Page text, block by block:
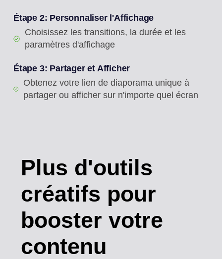
Étape 2: Personnaliser l'Affichage
Choisissez les transitions, la durée et les
paramètres d'affichage
Étape 3: Partager et Afficher
Obtenez votre lien de diaporama unique à
partager ou afficher sur n'importe quel écran
Plus d'outils
créatifs pour
booster votre
contenu